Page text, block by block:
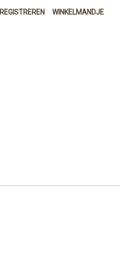
REGISTREREN WINKELMANDJE